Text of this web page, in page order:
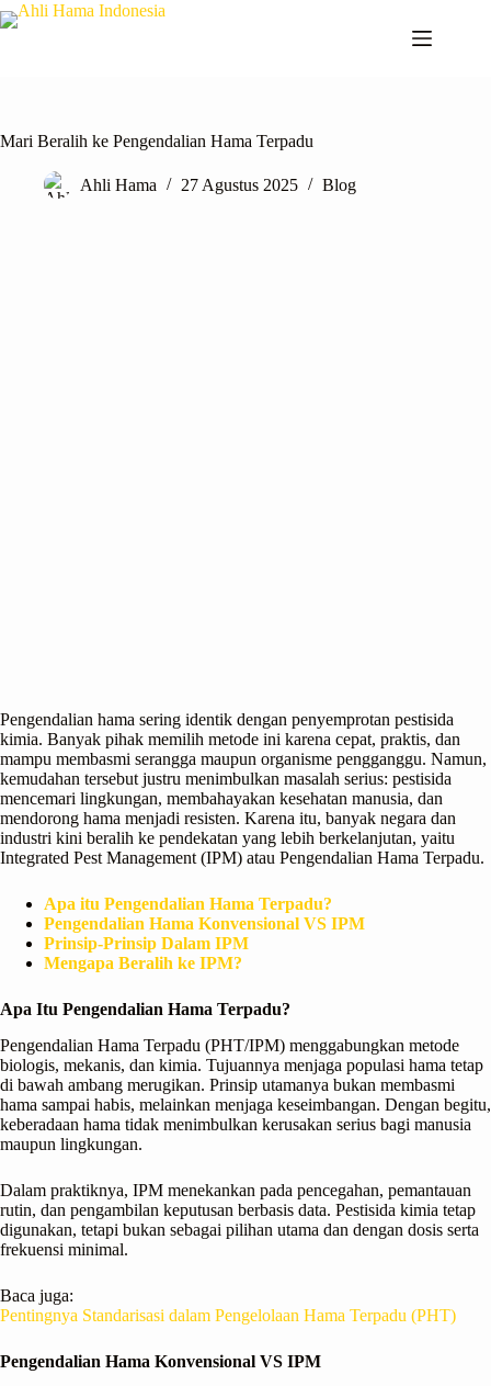
Mari Beralih ke Pengendalian Hama Terpadu
Ahli Hama 27 Agustus 2025 Blog
Pengendalian hama sering identik dengan penyemprotan pestisida
kimia. Banyak pihak memilih metode ini karena cepat, praktis, dan
mampu membasmi serangga maupun organisme pengganggu. Namun,
kemudahan tersebut justru menimbulkan masalah serius: pestisida
mencemari lingkungan, membahayakan kesehatan manusia, dan
mendorong hama menjadi resisten. Karena itu, banyak negara dan
industri kini beralih ke pendekatan yang lebih berkelanjutan, yaitu
Integrated Pest Management (IPM) atau Pengendalian Hama Terpadu.
Apa itu Pengendalian Hama Terpadu?
Pengendalian Hama Konvensional VS IPM
Prinsip-Prinsip Dalam IPM
Mengapa Beralih ke IPM?
Apa Itu Pengendalian Hama Terpadu?
Pengendalian Hama Terpadu (PHT/IPM) menggabungkan metode
biologis, mekanis, dan kimia. Tujuannya menjaga populasi hama tetap
di bawah ambang merugikan. Prinsip utamanya bukan membasmi
hama sampai habis, melainkan menjaga keseimbangan. Dengan begitu,
keberadaan hama tidak menimbulkan kerusakan serius bagi manusia
maupun lingkungan.
Dalam praktiknya, IPM menekankan pada pencegahan, pemantauan
rutin, dan pengambilan keputusan berbasis data. Pestisida kimia tetap
digunakan, tetapi bukan sebagai pilihan utama dan dengan dosis serta
frekuensi minimal.
Baca juga:
Pentingnya Standarisasi dalam Pengelolaan Hama Terpadu (PHT)
Pengendalian Hama Konvensional VS IPM